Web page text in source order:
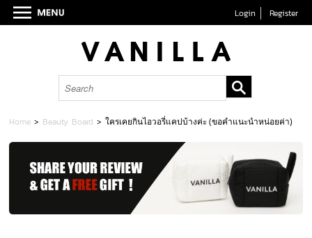
Login Register
Home > Beauty Board >ใครเคยกินไอวอรี่แคปบ้างค่ะ (ขอคำแนะนำหน่อยค่า)